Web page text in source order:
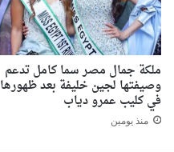
ملكة جمال مصر سما كامل تدعم
وصيفتها لجين خليفة بعد ظهورها
في كليب عمرو دياب
منذ يومين